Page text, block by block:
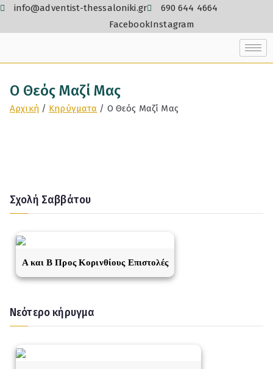
info@adventist-thessaloniki.gr
690 644 4664
FacebookInstagram
Ο Θεός Μαζί Μας
Αρχική Κηρύγματα Ο Θεός Μαζί Μας
Σχολή Σαββάτου
A και Β Προς Κορινθίους Επιστολές
Νεότερο κήρυγμα